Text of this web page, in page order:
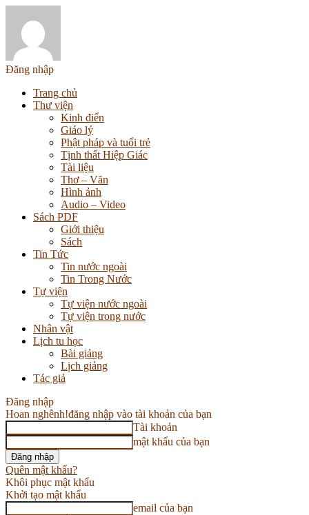
Đăng nhập
Trang chủ
Thư viện
Kinh điển
Giáo lý
Phật pháp và tuổi trẻ
Tịnh thất Hiệp Giác
Tài liệu
Thơ – Văn
Hình ảnh
Audio – Video
Sách PDF
Giới thiệu
Sách
Tin Tức
Tin nước ngoài
Tin Trong Nước
Tự viện
Tự viện nước ngoài
Tự viện trong nước
Nhân vật
Lịch tu học
Bài giảng
Lịch giảng
Tác giả
Đăng nhập
Hoan nghênh!đăng nhập vào tài khoản của bạn
Tài khoản
mật khẩu của bạn
Quên mật khẩu?
Khôi phục mật khẩu
Khởi tạo mật khẩu
email của bạn